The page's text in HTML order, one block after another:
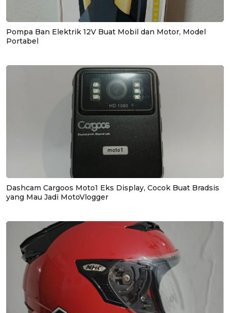
Pompa Ban Elektrik 12V Buat Mobil dan Motor, Model
Portabel
Dashcam Cargoos Moto1 Eks Display, Cocok Buat Bradsis
yang Mau Jadi MotoVlogger